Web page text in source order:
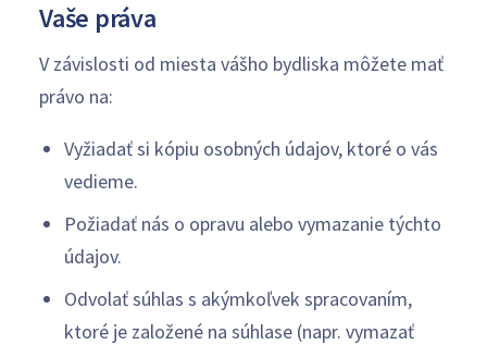
Vaše práva
V závislosti od miesta vášho bydliska môžete mať
právo na:
Vyžiadať si kópiu osobných údajov, ktoré o vás
vedieme.
Požiadať nás o opravu alebo vymazanie týchto
údajov.
Odvolať súhlas s akýmkoľvek spracovaním,
ktoré je založené na súhlase (napr. vymazať